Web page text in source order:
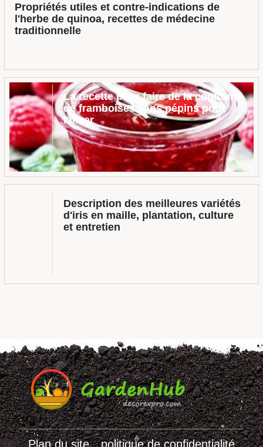
Propriétés utiles et contre-indications de
l'herbe de quinoa, recettes de médecine
traditionnelle
La recette pour faire de la confiture
de framboises sans pépins pour
l'hiver
Description des meilleures variétés
d'iris en maille, plantation, culture
et entretien
Plan du site politique de confidentialité